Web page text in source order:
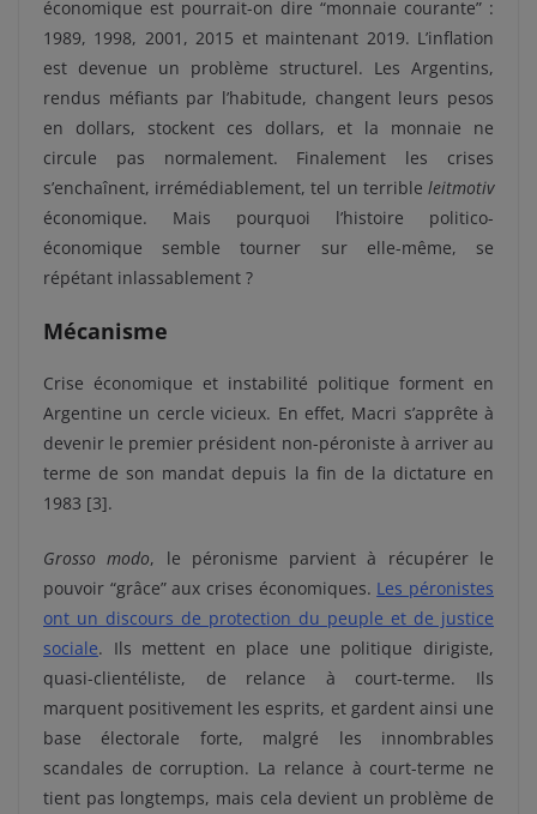
économique est pourrait-on dire “monnaie courante” :
1989, 1998, 2001, 2015 et maintenant 2019. L’inflation
est devenue un problème structurel. Les Argentins,
rendus méfiants par l’habitude, changent leurs pesos
en dollars, stockent ces dollars, et la monnaie ne
circule pas normalement. Finalement les crises
s’enchaînent, irrémédiablement, tel un terrible leitmotiv
économique. Mais pourquoi l’histoire politico-
économique semble tourner sur elle-même, se
répétant inlassablement ?
Mécanisme
Crise économique et instabilité politique forment en
Argentine un cercle vicieux. En effet, Macri s’apprête à
devenir le premier président non-péroniste à arriver au
terme de son mandat depuis la fin de la dictature en
1983 [3].
Grosso modo, le péronisme parvient à récupérer le
pouvoir “grâce” aux crises économiques. Les péronistes
ont un discours de protection du peuple et de justice
sociale. Ils mettent en place une politique dirigiste,
quasi-clientéliste, de relance à court-terme. Ils
marquent positivement les esprits, et gardent ainsi une
base électorale forte, malgré les innombrables
scandales de corruption. La relance à court-terme ne
tient pas longtemps, mais cela devient un problème de